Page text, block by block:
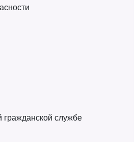
гражданской службе